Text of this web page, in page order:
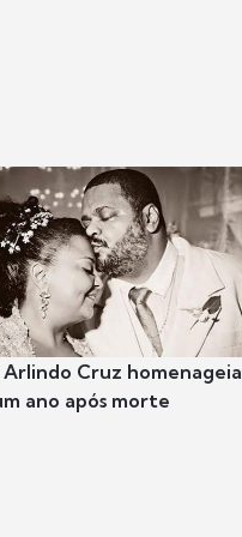
Arlindo Cruz homenageia
ano após morte